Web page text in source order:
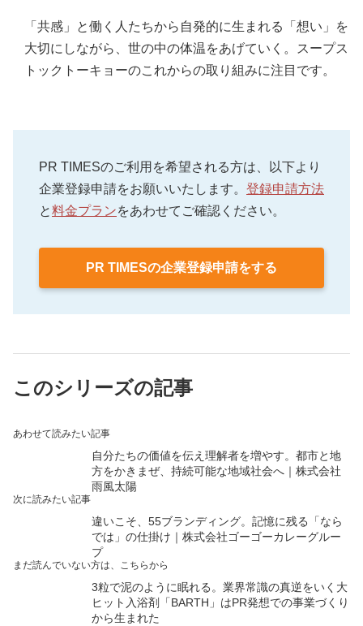
「共感」と働く人たちから自発的に生まれる「想い」を
大切にしながら、世の中の体温をあげていく。スープス
トックトーキョーのこれからの取り組みに注目です。
PR TIMESのご利用を希望される方は、以下より
企業登録申請をお願いいたします。 登録申請方法
と料金プランをあわせてご確認ください。
PR TIMESの企業登録申請をする
このシリーズの記事
あわせて読みたい記事
自分たちの価値を伝え理解者を増やす。都市と地
方をかきまぜ、持続可能な地域社会へ｜株式会社
雨風太陽
次に読みたい記事
違いこそ、55ブランディング。記憶に残る「なら
では」の仕掛け｜株式会社ゴーゴーカレーグルー
プ
まだ読んでいない方は、こちらから
3粒で泥のように眠れる。業界常識の真逆をいく大
ヒット入浴剤「BARTH」はPR発想での事業づくり
から生まれた